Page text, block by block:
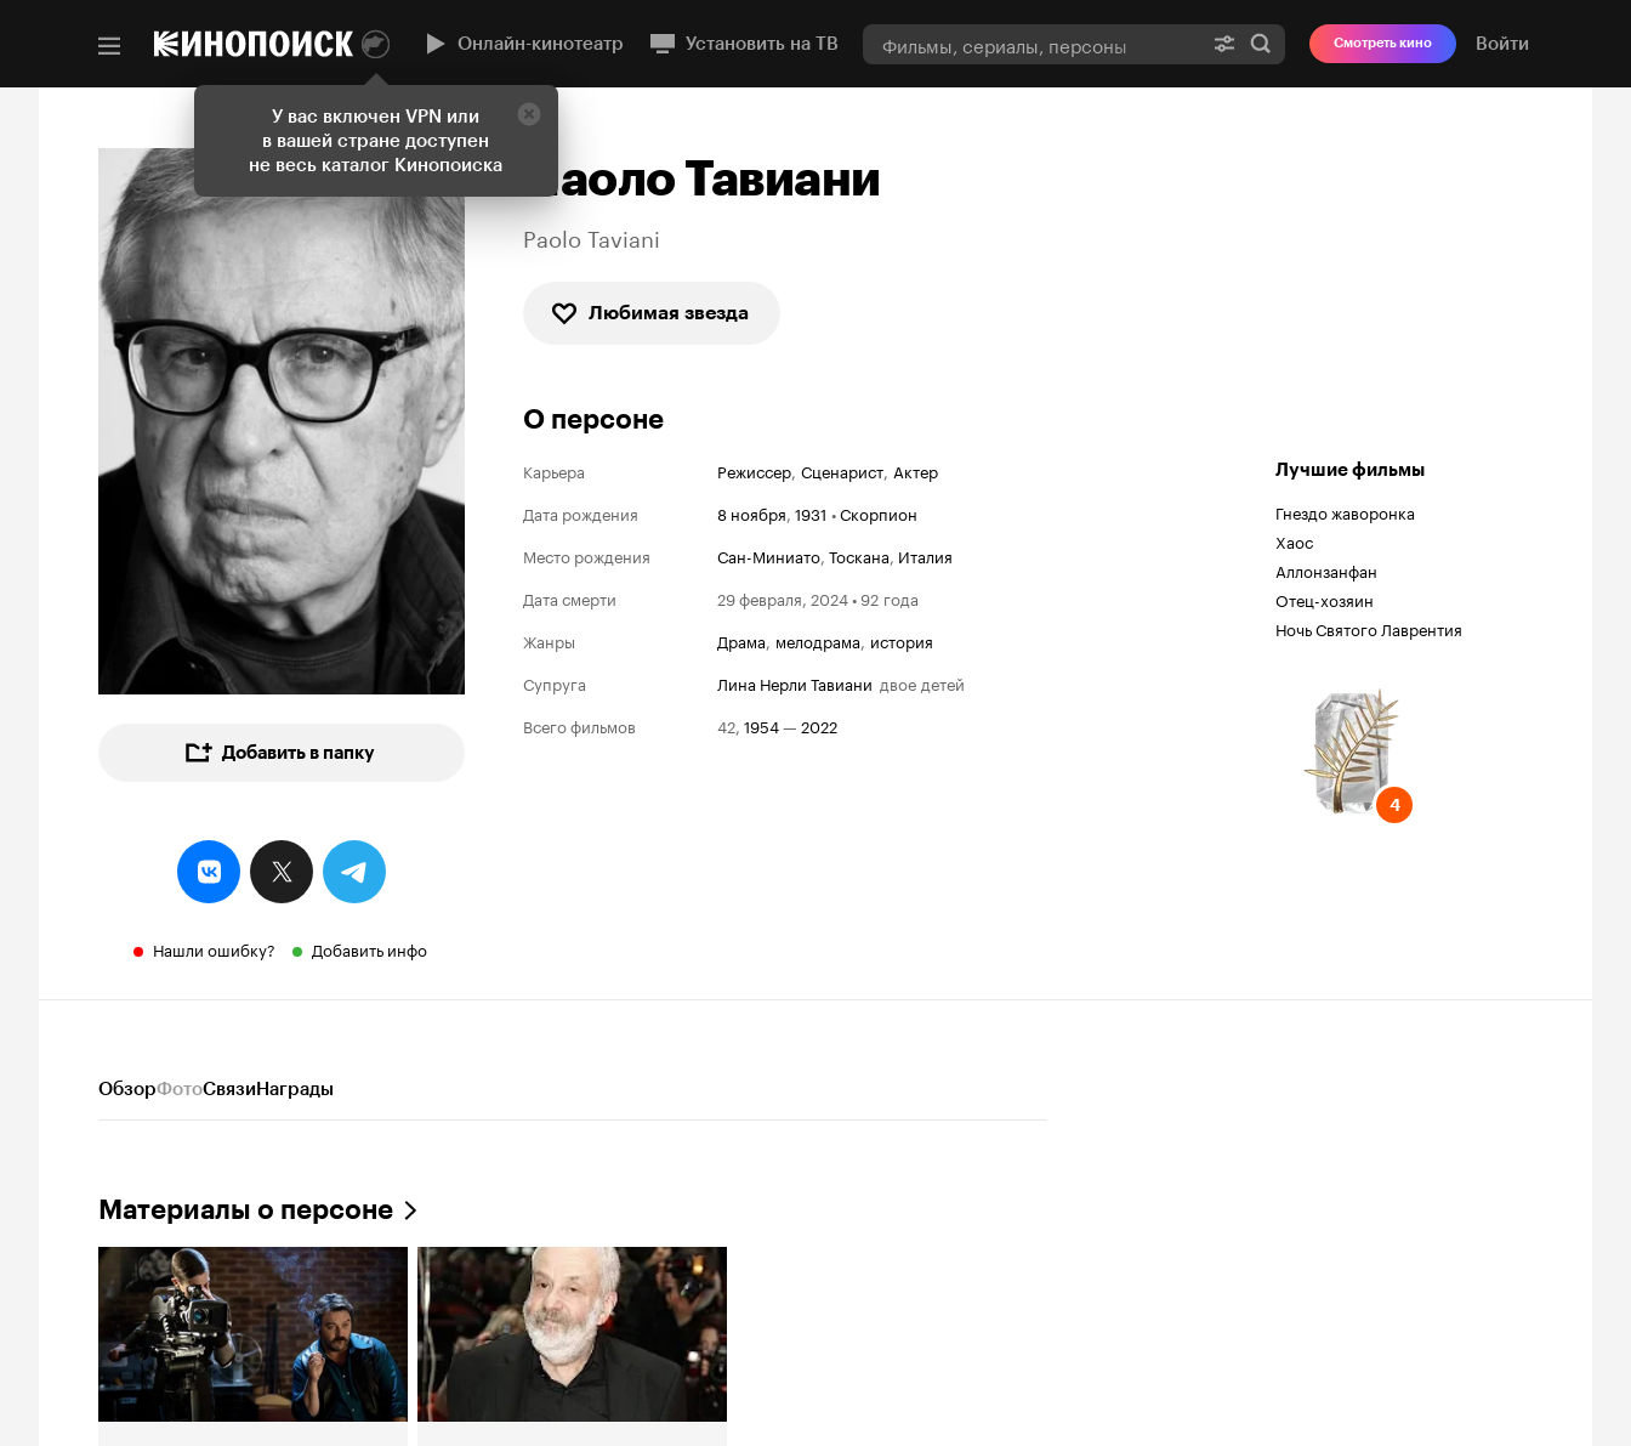
У вас включен VPN или
в вашей стране доступен
не весь каталог Кинопоиска
Онлайн-кинотеатр Установить на ТВ Смотреть кино Войти
Добавить в папку
Нашли ошибку? Добавить инфо
Паоло Тавиани
Paolo Taviani
Любимая звезда
О персоне
Карьера Режиссер, Сценарист, Актер
Дата рождения
8 ноября, 1931 •Скорпион
Место рождения
Сан-Миниато, Тоскана, Италия
Дата смерти
29 февраля, 2024 • 92 года
Жанры
драма, мелодрама, история
Супруга
Лина Нерли Тавиани двое детей
Всего фильмов
42, 1954— 2022
Лучшие фильмы
Гнездо жаворонка
Хаос
Аллонзанфан
Отец-хозяин
Ночь Святого Лаврентия
4
Каннский кинофестиваль
4
ОбзорФотоСвязиНаграды
Материалы о персоне